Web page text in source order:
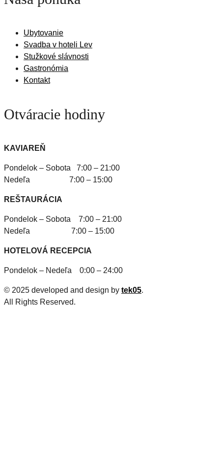
Ubytovanie
Svadba v hoteli Lev
Stužkové slávnosti
Gastronómia
Kontakt
Otváracie hodiny
KAVIAREŇ
Pondelok – Sobota 7:00 – 21:00
Nedeľa 7:00 – 15:00
REŠTAURÁCIA
Pondelok – Sobota 7:00 – 21:00
Nedeľa 7:00 – 15:00
HOTELOVÁ RECEPCIA
Pondelok – Nedeľa 0:00 – 24:00
© 2025 developed and design by tek05.
All Rights Reserved.